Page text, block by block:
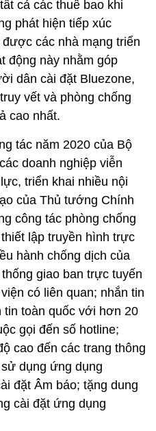
cả các thuê bao khi
phát hiện tiếp xúc
các nhà mạng triển
động này nhằm góp
dân cài đặt Bluezone,
vết và phòng chống
cao nhất.
tác năm 2020 của Bộ
doanh nghiệp viễn
triển khai nhiều nội
của Thủ tướng Chính
công tác phòng chống
lập truyền hình trực
hành chống dịch của
giao ban trực tuyến
có liên quan; nhắn tin
tin toàn quốc với hơn 20
gọi đến số hotline;
cao đến các trang thông
dụng ứng dụng
đặt Âm báo; tặng dung
cài đặt ứng dụng